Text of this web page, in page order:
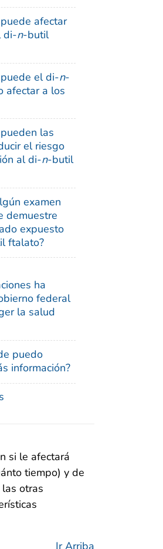
afectar
di-n-butil
puede el di-n-
afectar a los
las
el riesgo
al di-n-butil
examen
demuestre
expuesto
ftalato?
ha
federal
la salud
puedo
información?
si le afectará
tiempo) y de
otras